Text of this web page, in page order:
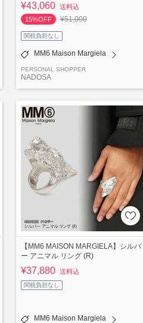
¥43,060 送料込
15%OFF
¥51,000
関税負担なし
MM6 Maison Margiela
PERSONAL SHOPPER
NADOSA
【MM6 MAISON MARGIELA】シルバ
ー アニマル リング (R)
¥37,880 送料込
関税負担なし
MM6 Maison Margiela